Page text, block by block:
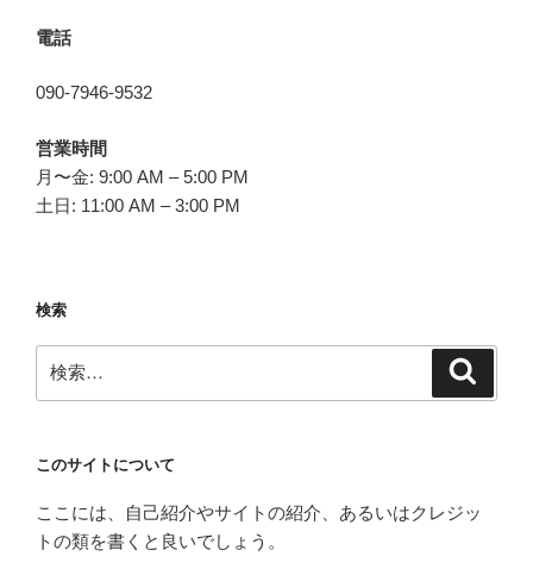
電話
090-7946-9532
営業時間
月〜金: 9:00 AM – 5:00 PM
土日: 11:00 AM – 3:00 PM
検索
索:
このサイトについて
ここには、自己紹介やサイトの紹介、あるいはクレジッ
トの類を書くと良いでしょう。